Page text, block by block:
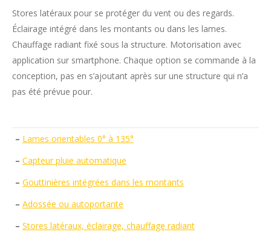
Stores latéraux pour se protéger du vent ou des regards.
Éclairage intégré dans les montants ou dans les lames.
Chauffage radiant fixé sous la structure. Motorisation avec
application sur smartphone. Chaque option se commande à la
conception, pas en s’ajoutant après sur une structure qui n’a
pas été prévue pour.
– Lames orientables 0° à 135°
– Capteur pluie automatique
– Gouttinières intégrées dans les montants
– Adossée ou autoportante
– Stores latéraux, éclairage, chauffage radiant